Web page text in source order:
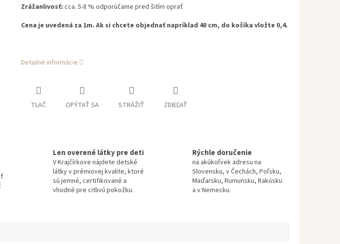
Zrážanlivosť: cca. 5-8 % odporúčame pred šitím oprať
Cena je uvedená za 1m. Ak si chcete objednať napríklad 40 cm, do košíka vložte 0,4.
Detailné informácie
TLAČ OPÝTAŤ SA STRÁŽIŤ ZDIEĽAŤ
Len overené látky pre deti
V Krajčírkove nájdete detské
látky v prémiovej kvalite, ktoré
sú jemné, certifikované a
vhodné pre citlivú pokožku.
Rýchle doručenie
na akúkoľvek adresu na
Slovensku, v Čechách, Poľsku,
Maďarsku, Rumunsku, Rakúsku
a v Nemecku.